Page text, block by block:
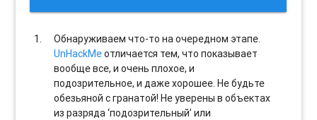
Обнаруживаем что-то на очередном этапе.
UnHackMeотличается тем, что показывает
вообще все, и очень плохое, и
подозрительное, и даже хорошее. Не будьте
обезьяной с гранатой! Не уверены в объектах
из разряда ‘подозрительный’ или